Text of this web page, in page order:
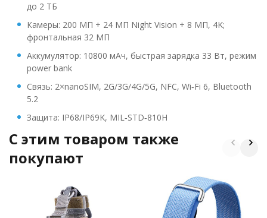
до 2 ТБ
Камеры: 200 МП + 24 МП Night Vision + 8 МП, 4K;
фронтальная 32 МП
Аккумулятор: 10800 мАч, быстрая зарядка 33 Вт, режим
power bank
Связь: 2×nanoSIM, 2G/3G/4G/5G, NFC, Wi‑Fi 6, Bluetooth
5.2
Защита: IP68/IP69K, MIL‑STD‑810H
C этим товаром также
покупают